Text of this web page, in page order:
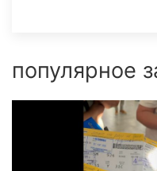
популярное